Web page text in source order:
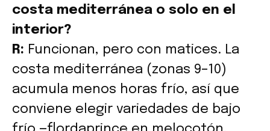
costa mediterránea o solo en el
interior?
R: Funcionan, pero con matices. La
costa mediterránea (zonas 9–10)
acumula menos horas frío, así que
conviene elegir variedades de bajo